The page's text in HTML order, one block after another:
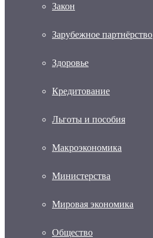
Закон
Зарубежное партнёрство
Здоровье
Кредитование
Льготы и пособия
Макроэкономика
Министерства
Мировая экономика
Общество